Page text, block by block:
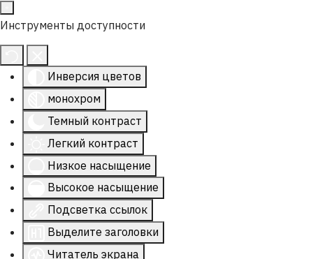
Инструменты доступности
Инверсия цветов
монохром
Темный контраст
Легкий контраст
Низкое насыщение
Высокое насыщение
Подсветка ссылок
Выделите заголовки
Читатель экрана